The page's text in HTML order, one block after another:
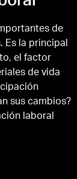
de
Es la principal
el factor
de vida
sus cambios?
laboral